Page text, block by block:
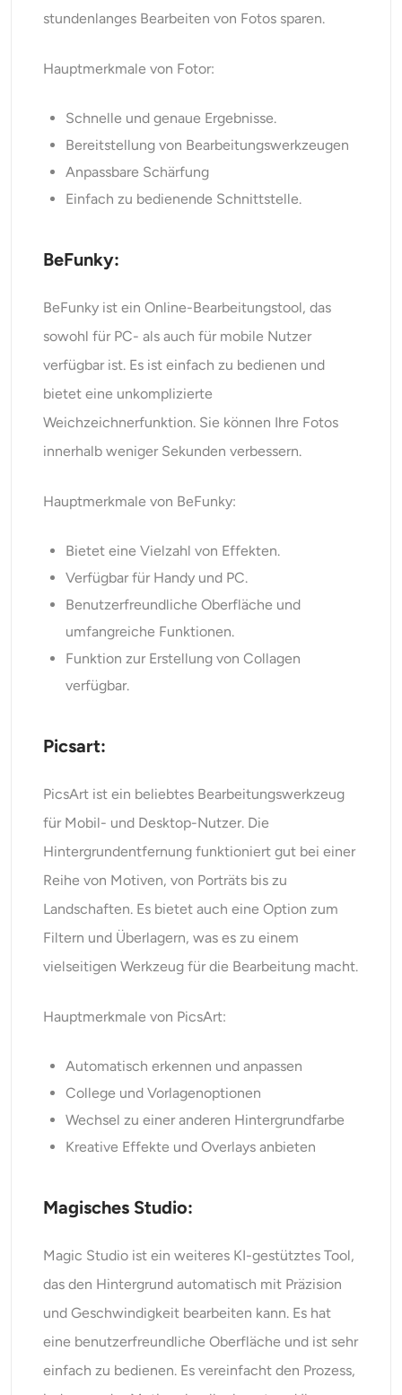
stundenlanges Bearbeiten von Fotos sparen.
Hauptmerkmale von Fotor:
Schnelle und genaue Ergebnisse.
Bereitstellung von Bearbeitungswerkzeugen
Anpassbare Schärfung
Einfach zu bedienende Schnittstelle.
BeFunky:
BeFunky ist ein Online-Bearbeitungstool, das
sowohl für PC- als auch für mobile Nutzer
verfügbar ist. Es ist einfach zu bedienen und
bietet eine unkomplizierte
Weichzeichnerfunktion. Sie können Ihre Fotos
innerhalb weniger Sekunden verbessern.
Hauptmerkmale von BeFunky:
Bietet eine Vielzahl von Effekten.
Verfügbar für Handy und PC.
Benutzerfreundliche Oberfläche und
umfangreiche Funktionen.
Funktion zur Erstellung von Collagen
verfügbar.
Picsart:
PicsArt ist ein beliebtes Bearbeitungswerkzeug
für Mobil- und Desktop-Nutzer. Die
Hintergrundentfernung funktioniert gut bei einer
Reihe von Motiven, von Porträts bis zu
Landschaften. Es bietet auch eine Option zum
Filtern und Überlagern, was es zu einem
vielseitigen Werkzeug für die Bearbeitung macht.
Hauptmerkmale von PicsArt:
Automatisch erkennen und anpassen
College und Vorlagenoptionen
Wechsel zu einer anderen Hintergrundfarbe
Kreative Effekte und Overlays anbieten
Magisches Studio:
Magic Studio ist ein weiteres KI-gestütztes Tool,
das den Hintergrund automatisch mit Präzision
und Geschwindigkeit bearbeiten kann. Es hat
eine benutzerfreundliche Oberfläche und ist sehr
einfach zu bedienen. Es vereinfacht den Prozess,